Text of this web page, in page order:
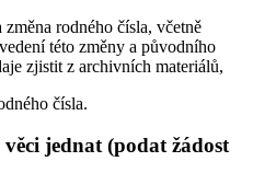
rodného čísla, včetně
této změny a původního
zjistit z archivních materiálů,
čísla.
jednat (podat žádost